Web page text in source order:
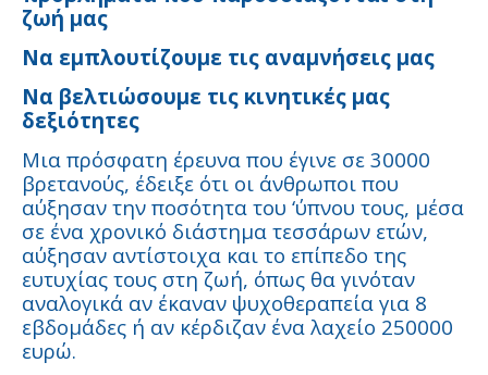
ζωή μας
Να εμπλουτίζουμε τις αναμνήσεις μας
Να βελτιώσουμε τις κινητικές μας
δεξιότητες
Μια πρόσφατη έρευνα που έγινε σε 30000
βρετανούς, έδειξε ότι οι άνθρωποι που
αύξησαν την ποσότητα του ‘ύπνου τους, μέσα
σε ένα χρονικό διάστημα τεσσάρων ετών,
αύξησαν αντίστοιχα και το επίπεδο της
ευτυχίας τους στη ζωή, όπως θα γινόταν
αναλογικά αν έκαναν ψυχοθεραπεία για 8
εβδομάδες ή αν κέρδιζαν ένα λαχείο 250000
ευρώ.